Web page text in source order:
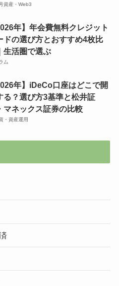
資産・Web3
年】年会費無料クレジット
ドの選び方とおすすめ4枚比
生活圏で選ぶ
ム
年】iDeCo口座はどこで開
る？選び方3基準と松井証
マネックス証券の比較
・資産運用